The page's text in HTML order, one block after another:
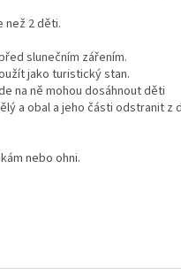
než 2 děti.
slunečním zářením.
jako turistický stan.
na ně mohou dosáhnout děti
a obal a jeho části odstranit z
nebo ohni.